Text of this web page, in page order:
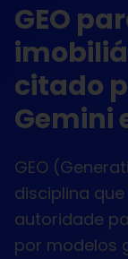
GEO
citado
Gemini
GEO
disciplina
autoridade
por modelos